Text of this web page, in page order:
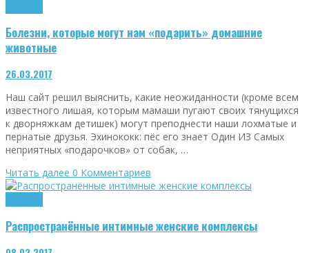
Болезни, которые могут нам «подарить» домашние
животные
26.03.2017
Наш сайт решил выяснить, какие неожиданности (кроме всем
известного лишая, которым мамаши пугают своих тянущихся
к дворняжкам детишек) могут преподнести наши лохматые и
пернатые друзья. Эхинококк: пёс его знает Один ИЗ Самых
неприятных «подарочков» от собак, …
Читать далее 0 Комментариев
Распространённые интимные женские комплексы